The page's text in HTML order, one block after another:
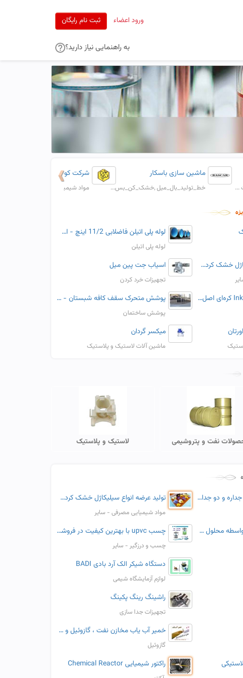
ورود اعضاء ثبت نام رایگان
به راهنمایی نیاز دارید؟
...
ماشین سازی باسکار
خط_تولید_بال_میل ,خشک_کن_بس...
شرکت کوشا تامین قره داغ
مواد شیمیایی,مواد اولیه,خور...
لوله پلی اتیلن فاضلابی 11/2 اینچ - اسپیرال فیتینگ
لوله پلی اتیلن
تولید عرضه انواع سیلیکاژل خشک کردن گل و انواع سیلیکاژل در ایران اسیاب جت پین میل
تجهیزات خرد کردن
جوهر پرینتر اپسون InkTec کره‌ای اصل- 100 و 1000 سی‌سی پوشش متحرک سقف کافه شبستان - مدل Qdfhr7
پوشش ساختمان
میکسر گردان
ماشین آلات لاستیک و پلاستیک
نفت و پتروشیمی لاستیک و پلاستیک
تولید لوله پلی اتیلن تک جداره و دو جداره با بهترین متریال تولید عرضه انواع سیلیکاژل خشک کردن گل و انواع سیلیکاژل در ایران
مواد شیمیایی مصرفی - سایر
ارسال مستقیم و بدون واسطه محلول ضد شوره نما ساختمان پارسیکا چسب upvc با بهترین کیفیت در فروشگاه آبیکو
چسب و درزگیر - سایر
دستگاه شیکر الک آرد بادی BADI
لوازم آزمایشگاه شیمی
راشینگ رینگ پکینگ
تجهیزات جدا سازی
خمیر آب یاب مخازن نفت ، گازوئیل و مازوت
گازوئیل
راکتور شیمیایی Chemical Reactor